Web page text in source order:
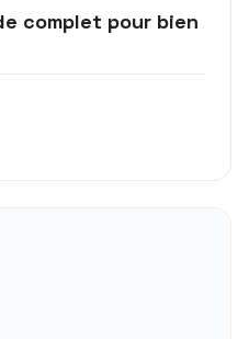
complet pour bien